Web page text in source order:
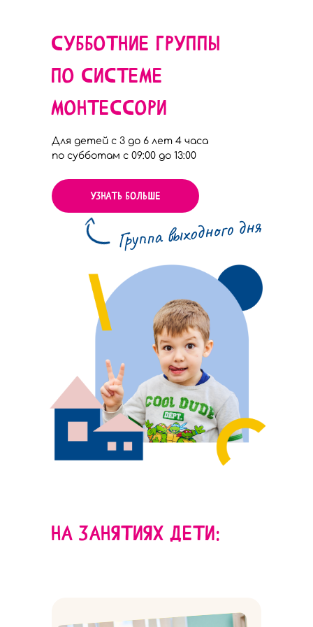
Субботние группы
по системе
монтессори
Для детей с 3 до 6 лет 4 часа
по субботам с 09:00 до 13:00
Узнать больше
Группа выходного дня
На занятиях дети: